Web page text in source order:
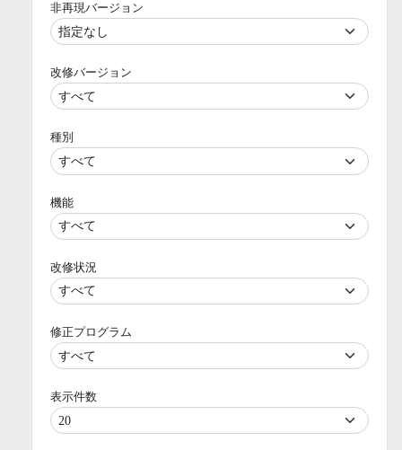
非再現バージョン
改修バージョン
種別
機能
改修状況
修正プログラム
表示件数